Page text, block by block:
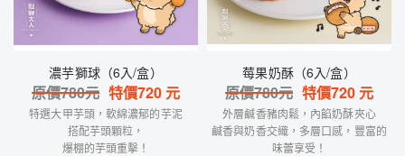
濃芋獅球（6入/盒）
原價780元 特價720 元
特選大甲芋頭，軟綿濃郁的芋泥
搭配芋頭顆粒，
爆棚的芋頭重擊！
莓果奶酥（6入/盒）
原價780元 特價720 元
外層鹹香豬肉鬆，內餡奶酥夾心
鹹香與奶香交織，多層口感，豐富的
味蕾享受！